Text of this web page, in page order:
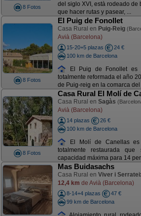
8 Fotos
del siglo XVI, està rodeado
que hacer rutas y pasear, ...
8 Fotos
El Puig de Fonollet
Casa Rural en Puig-Reig
Avià (Barcelona)
15-20+5 plazas
24 €
100 km de Barcelona
El Puig de Fonollet es
totalmente reformada el año
de Puig-reig en la comarca del
8 Fotos
Casa Rural El Molí de
Casa Rural en Sagàs
Avià (Barcelona)
14 plazas
26 €
100 km de Barcelona
El Molí de Canellas es
totalmente restaurada
capacidad máxima para 14
Mas Buidasachs
Casa Rural en Viver i
12,4 km de Avià (Barcelona)
8-14+4 plazas
47 €
99 km de Barcelona